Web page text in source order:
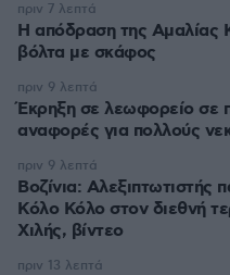
Η απόδραση της Αμαλίας
βόλτα με σκάφος
πριν 7 λεπτά
Έκρηξη σε λεωφορείο σε
αναφορές για πολλούς
πριν 9 λεπτά
Βοζίνια:
Κόλο Κόλο στον διεθνή
Χιλής, βίντεο
πριν 9 λεπτά
πριν 13 λεπτά